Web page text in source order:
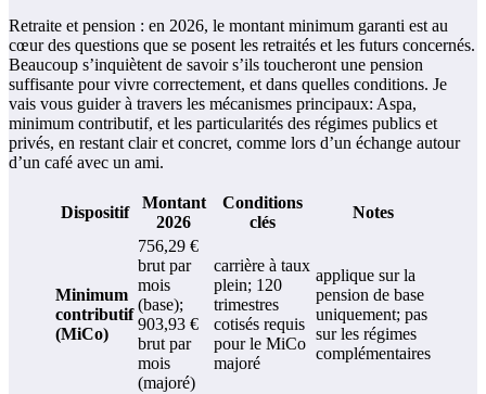
Retraite et pension : en 2026, le montant minimum garanti est au
cœur des questions que se posent les retraités et les futurs concernés.
Beaucoup s’inquiètent de savoir s’ils toucheront une pension
suffisante pour vivre correctement, et dans quelles conditions. Je
vais vous guider à travers les mécanismes principaux: Aspa,
minimum contributif, et les particularités des régimes publics et
privés, en restant clair et concret, comme lors d’un échange autour
d’un café avec un ami.
Dispositif
Montant
2026
Conditions
clés
Notes
Minimum
contributif
(MiCo)
756,29 €
brut par
mois
(base);
903,93 €
brut par
mois
(majoré)
carrière à taux
plein; 120
trimestres
cotisés requis
pour le MiCo
majoré
applique sur la
pension de base
uniquement; pas
sur les régimes
complémentaires